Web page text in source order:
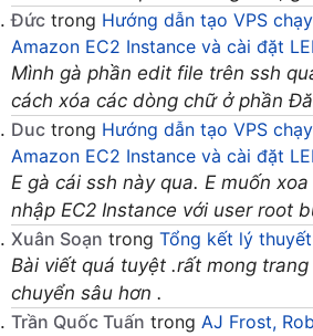
Đức trong Hướng dẫn tạo VPS
Amazon EC2 Instance và cài đặt
Mình gà phần edit file trên ssh
cách xóa các dòng chữ ở phần
Duc trong Hướng dẫn tạo VPS
Amazon EC2 Instance và cài đặt
E gà cái ssh này qua. E muốn
nhập EC2 Instance với user root
Xuân Soạn trong Tổng kết lý
Bài viết quá tuyệt .rất mong
chuyển sâu hơn .
Trần Quốc Tuấn trong AJ Frost,